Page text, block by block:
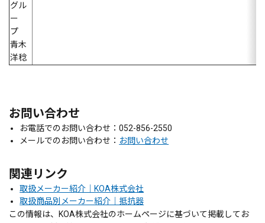
グル
ー
プ
青木
洋稔
お問い合わせ
お電話でのお問い合わせ：052-856-2550
メールでのお問い合わせ： お問い合わせ
関連リンク
取扱メーカー紹介｜KOA株式会社
取扱商品別メーカー紹介｜抵抗器
この情報は、KOA株式会社のホームページに基づいて掲載してお